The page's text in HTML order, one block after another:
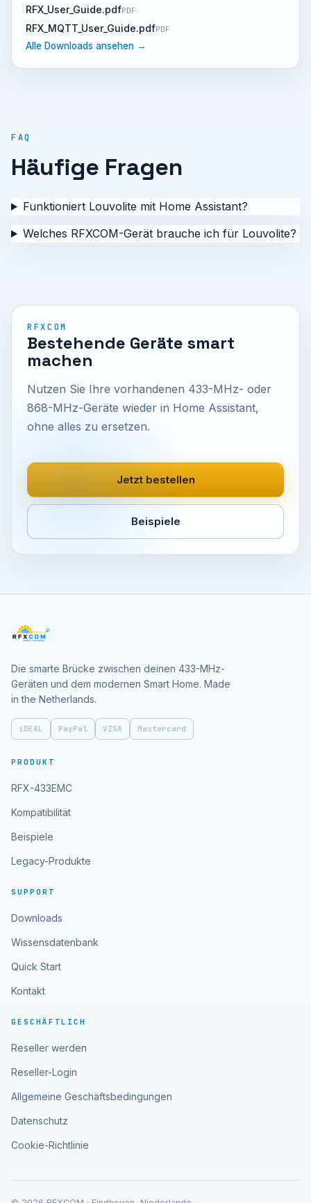
RFX_User_Guide.pdfPDF
RFX_MQTT_User_Guide.pdfPDF
Alle Downloads ansehen →
FAQ
Häufige Fragen
Funktioniert Louvolite mit Home Assistant?
Welches RFXCOM-Gerät brauche ich für Louvolite?
RFXCOM
Bestehende Geräte smart
machen
Nutzen Sie Ihre vorhandenen 433-MHz- oder
868-MHz-Geräte wieder in Home Assistant,
ohne alles zu ersetzen.
Jetzt bestellen
Beispiele
Die smarte Brücke zwischen deinen 433-MHz-
Geräten und dem modernen Smart Home. Made
in the Netherlands.
iDEAL PayPal VISA Mastercard
PRODUKT
RFX-433EMC
Kompatibilität
Beispiele
Legacy-Produkte
SUPPORT
Downloads
Wissensdatenbank
Quick Start
Kontakt
GESCHÄFTLICH
Reseller werden
Reseller-Login
Allgemeine Geschäftsbedingungen
Datenschutz
Cookie-Richtlinie